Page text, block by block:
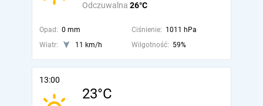
Odczuwalna 26°C
Opad: 0 mm Ciśnienie: 1011 hPa
Wiatr:
11 km/h Wilgotność: 59%
13:00
23°C